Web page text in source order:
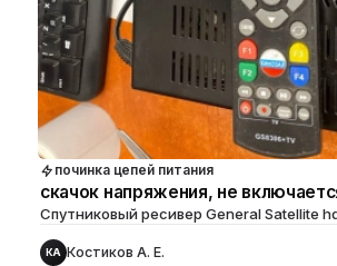
починка цепей питания
скачок напряжения, не
Спутниковый ресивер General Satellite
КА Костиков А. Е.